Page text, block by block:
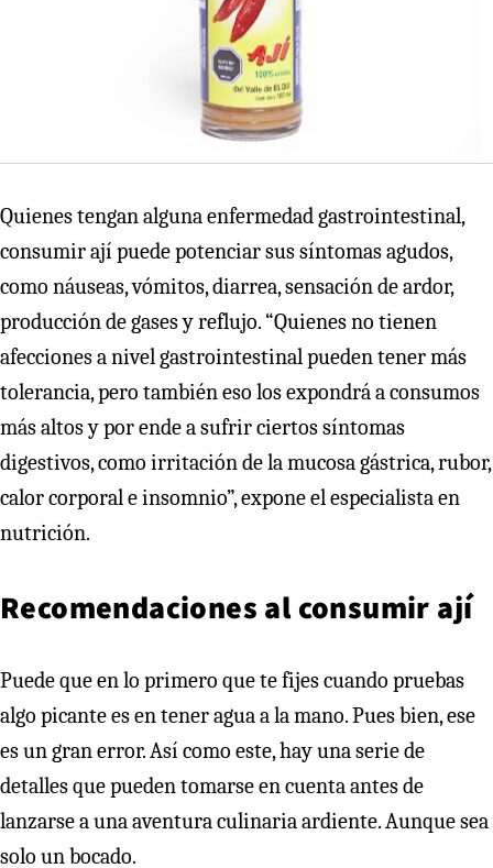
Quienes tengan alguna enfermedad gastrointestinal,
consumir ají puede potenciar sus síntomas agudos,
como náuseas, vómitos, diarrea, sensación de ardor,
producción de gases y reflujo. “Quienes no tienen
afecciones a nivel gastrointestinal pueden tener más
tolerancia, pero también eso los expondrá a consumos
más altos y por ende a sufrir ciertos síntomas
digestivos, como irritación de la mucosa gástrica, rubor,
calor corporal e insomnio”, expone el especialista en
nutrición.
Recomendaciones al consumir ají
Puede que en lo primero que te fijes cuando pruebas
algo picante es en tener agua a la mano. Pues bien, ese
es un gran error. Así como este, hay una serie de
detalles que pueden tomarse en cuenta antes de
lanzarse a una aventura culinaria ardiente. Aunque sea
solo un bocado.